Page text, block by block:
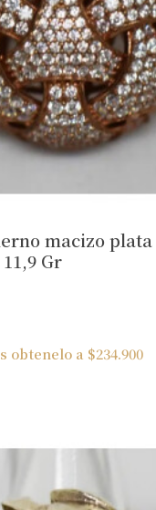
productos en el
Ver Joyas
macizo plata
Gr
obtenelo a $234.900